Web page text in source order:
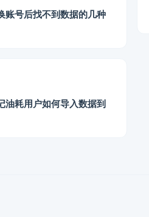
账号后找不到数据的几种
油耗用户如何导入数据到